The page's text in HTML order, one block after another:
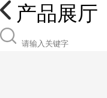
产品展厅